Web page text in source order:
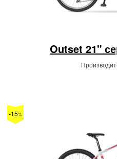
Outset 21"
-15%